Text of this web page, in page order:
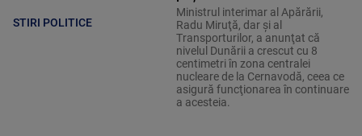
STIRI POLITICE
Ministrul interimar al Apărării,
Radu Miruţă, dar şi al
Transporturilor, a anunţat că
nivelul Dunării a crescut cu 8
centimetri în zona centralei
nucleare de la Cernavodă, ceea ce
asigură funcţionarea în continuare
a acesteia.